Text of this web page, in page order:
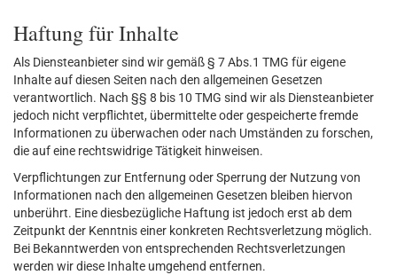
Haftung für Inhalte
Als Diensteanbieter sind wir gemäß § 7 Abs.1 TMG für eigene
Inhalte auf diesen Seiten nach den allgemeinen Gesetzen
verantwortlich. Nach §§ 8 bis 10 TMG sind wir als Diensteanbieter
jedoch nicht verpflichtet, übermittelte oder gespeicherte fremde
Informationen zu überwachen oder nach Umständen zu forschen,
die auf eine rechtswidrige Tätigkeit hinweisen.
Verpflichtungen zur Entfernung oder Sperrung der Nutzung von
Informationen nach den allgemeinen Gesetzen bleiben hiervon
unberührt. Eine diesbezügliche Haftung ist jedoch erst ab dem
Zeitpunkt der Kenntnis einer konkreten Rechtsverletzung möglich.
Bei Bekanntwerden von entsprechenden Rechtsverletzungen
werden wir diese Inhalte umgehend entfernen.